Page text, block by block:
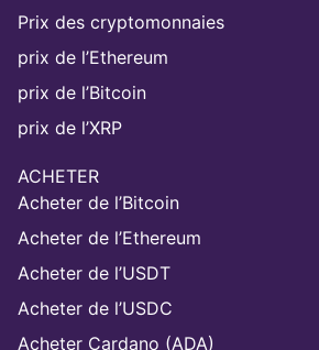
Prix des cryptomonnaies
prix de l’Ethereum
prix de l’Bitcoin
prix de l’XRP
ACHETER
Acheter de l’Bitcoin
Acheter de l’Ethereum
Acheter de l’USDT
Acheter de l’USDC
Acheter Cardano (ADA)